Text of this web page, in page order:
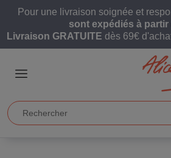
Pour une livraison soignée et
sont expédiés à partir
Livraison GRATUITE dès 69€